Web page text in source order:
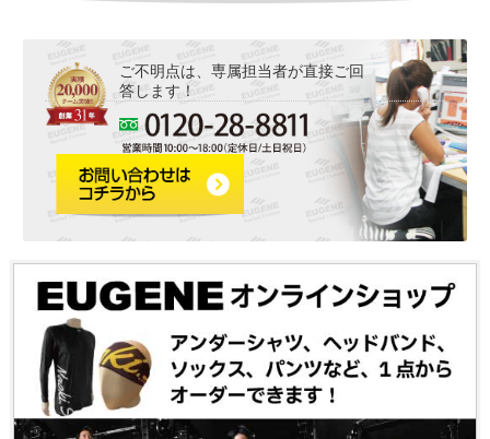
ご不明点は、専属担当者が直接ご回
答します！